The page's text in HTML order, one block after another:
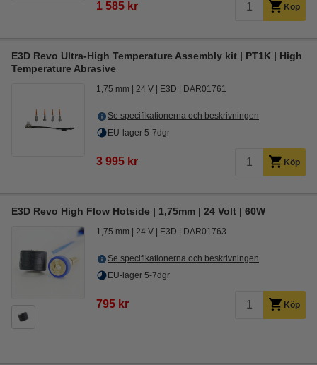
1 585 kr Köp
E3D Revo Ultra-High Temperature Assembly kit | PT1K | High
Temperature Abrasive
1,75 mm 24 V E3D DAR01761
Se specifikationerna och beskrivningen
EU-lager 5-7dgr
3 995 kr Köp
E3D Revo High Flow Hotside | 1,75mm | 24 Volt | 60W
1,75 mm 24 V E3D DAR01763
Se specifikationerna och beskrivningen
EU-lager 5-7dgr
795 kr Köp